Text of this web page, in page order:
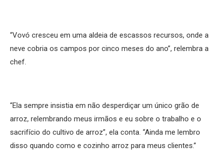
“Vovó cresceu em uma aldeia de escassos recursos, onde a
neve cobria os campos por cinco meses do ano”, relembra a
chef.
“Ela sempre insistia em não desperdiçar um único grão de
arroz, relembrando meus irmãos e eu sobre o trabalho e o
sacrifício do cultivo de arroz”, ela conta. “Ainda me lembro
disso quando como e cozinho arroz para meus clientes.”